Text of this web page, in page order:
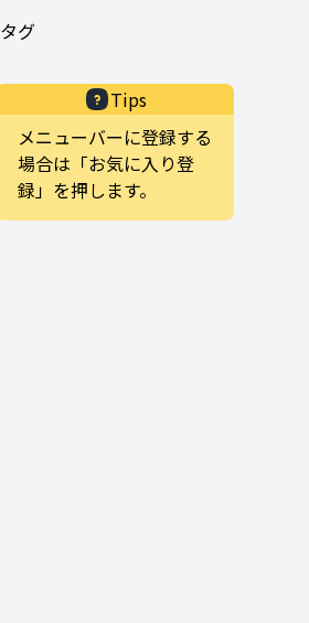
タグ
Tips
メニューバーに登録する
場合は「お気に入り登
録」を押します。